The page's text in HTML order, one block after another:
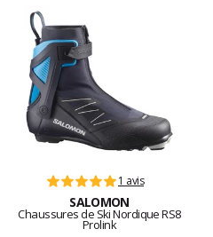
1 avis
SALOMON
Chaussures de Ski Nordique RS8
Prolink